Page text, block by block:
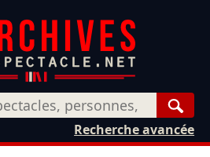
Recherche avancée